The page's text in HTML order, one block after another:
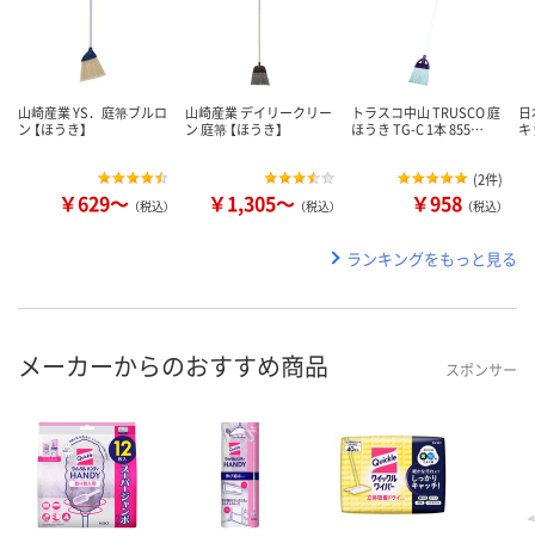
山崎産業 YS．庭箒ブルロ
ン 【ほうき】
￥629～ （税込）
山崎産業 デイリークリー
ン 庭箒 【ほうき】
￥1,305～ （税込）
トラスコ中山 TRUSCO 庭
ほうき TG-C 1本 855…
(2件)
￥958 （税込）
ランキングをもっと見る
メーカーからのおすすめ商品 スポンサー